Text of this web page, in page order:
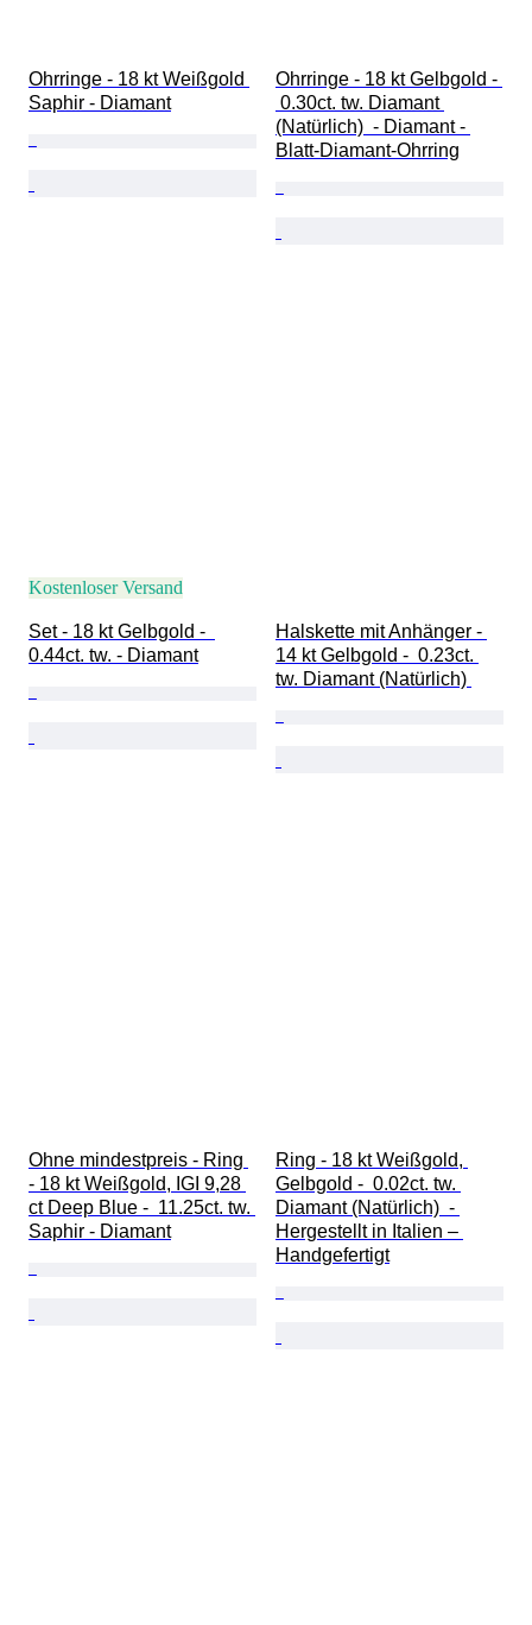
Ohrringe - 18 kt Weißgold
Saphir - Diamant
Ohrringe - 18 kt Gelbgold -
0.30ct. tw. Diamant
(Natürlich)  - Diamant -
Blatt-Diamant-Ohrring
Kostenloser Versand
Set - 18 kt Gelbgold -
0.44ct. tw. - Diamant
Halskette mit Anhänger -
14 kt Gelbgold -  0.23ct.
tw. Diamant (Natürlich)
Ohne mindestpreis - Ring
- 18 kt Weißgold, IGI 9,28
ct Deep Blue -  11.25ct. tw.
Saphir - Diamant
Ring - 18 kt Weißgold,
Gelbgold -  0.02ct. tw.
Diamant (Natürlich)  -
Hergestellt in Italien –
Handgefertigt